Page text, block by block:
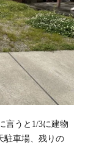
言うと1/3に建物
駐車場、残りの